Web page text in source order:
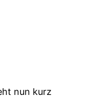
nun kurz